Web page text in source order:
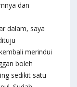
dan
dalam, saya
merindui
boleh
sedikit satu